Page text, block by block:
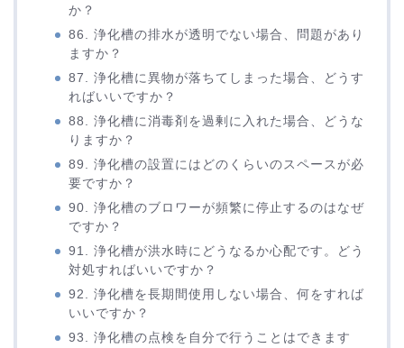
か？
86. 浄化槽の排水が透明でない場合、問題があり
ますか？
87. 浄化槽に異物が落ちてしまった場合、どうす
ればいいですか？
88. 浄化槽に消毒剤を過剰に入れた場合、どうな
りますか？
89. 浄化槽の設置にはどのくらいのスペースが必
要ですか？
90. 浄化槽のブロワーが頻繁に停止するのはなぜ
ですか？
91. 浄化槽が洪水時にどうなるか心配です。どう
対処すればいいですか？
92. 浄化槽を長期間使用しない場合、何をすれば
いいですか？
93. 浄化槽の点検を自分で行うことはできます